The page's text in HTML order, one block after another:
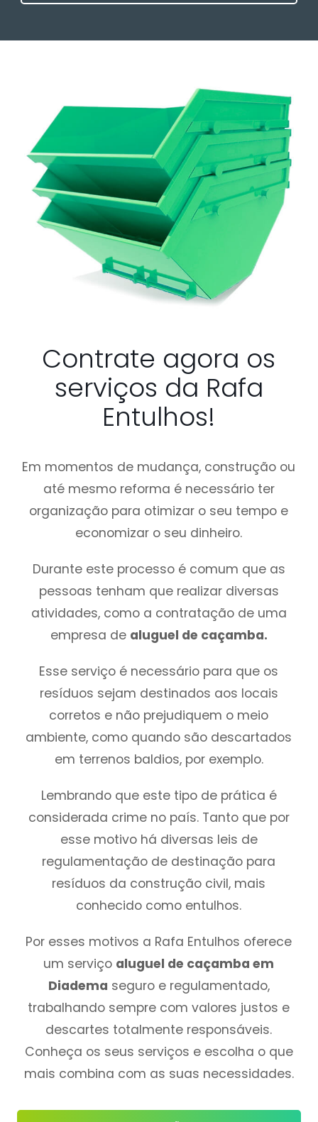
Contrate agora os
serviços da Rafa
Entulhos!
Em momentos de mudança, construção ou
até mesmo reforma é necessário ter
organização para otimizar o seu tempo e
economizar o seu dinheiro.
Durante este processo é comum que as
pessoas tenham que realizar diversas
atividades, como a contratação de uma
empresa de aluguel de caçamba.
Esse serviço é necessário para que os
resíduos sejam destinados aos locais
corretos e não prejudiquem o meio
ambiente, como quando são descartados
em terrenos baldios, por exemplo.
Lembrando que este tipo de prática é
considerada crime no país. Tanto que por
esse motivo há diversas leis de
regulamentação de destinação para
resíduos da construção civil, mais
conhecido como entulhos.
Por esses motivos a Rafa Entulhos oferece
um serviço aluguel de caçamba em
Diadema seguro e regulamentado,
trabalhando sempre com valores justos e
descartes totalmente responsáveis.
Conheça os seus serviços e escolha o que
mais combina com as suas necessidades.